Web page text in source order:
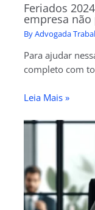
Feriados
empresa não
ByAdvogada
Para ajudar
completo com
Leia Mais »